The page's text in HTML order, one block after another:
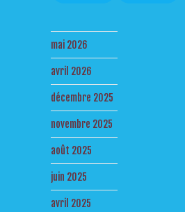
mai 2026
avril 2026
décembre 2025
novembre 2025
août 2025
juin 2025
avril 2025